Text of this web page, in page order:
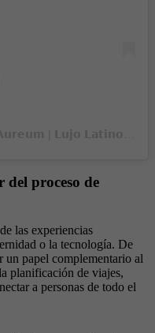
proceso de
las experiencias
o la tecnología. De
un papel complementario al
planificación de viajes,
a personas de todo el